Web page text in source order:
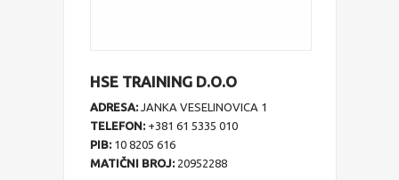
HSE TRAINING D.O.O
ADRESA:JANKA VESELINOVICA 1
TELEFON:+381 61 5335 010
PIB:10 8205 616
MATIČNI BROJ:20952288